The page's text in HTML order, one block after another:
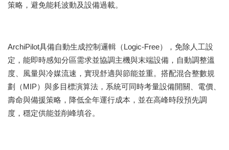
策略，避免能耗波動及設備過載。
ArchiPilot具備自動生成控制邏輯（Logic-Free），免除人工設
定，能即時感知分區需求並協調主機與末端設備，自動調整溫
度、風量與冷媒流速，實現舒適與節能並重。搭配混合整數規
劃（MIP）與多目標演算法，系統可同時考量設備開關、電價、
壽命與備援策略，降低全年運行成本，並在高峰時段預先調
度，穩定供能並削峰填谷。